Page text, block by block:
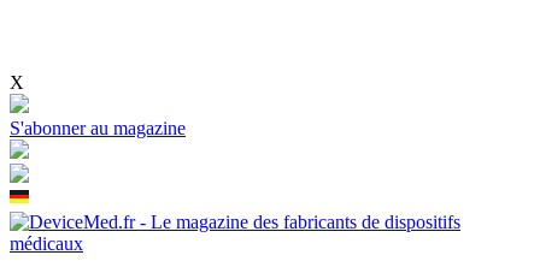
X
S'abonner au magazine